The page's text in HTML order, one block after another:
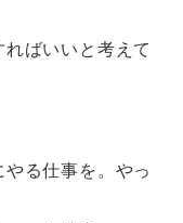
ばいいと考えて
る仕事を。やっ